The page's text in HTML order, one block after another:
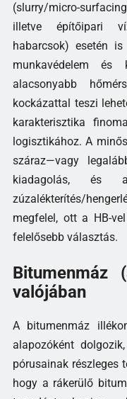
(slurry/micro-
illetve építőipari
habarcsok) esetén
munkavédelem és
alacsonyabb
kockázattal teszi
karakterisztika
logisztikához. A
száraz—vagy
kiadagolás, és
zúzalékterítés/
megfelel, ott a HB-
felelősebb választás.
Bitumenmáz
valójában
A bitumenmáz
alapozóként
pórusainak részleges
hogy a rákerülő